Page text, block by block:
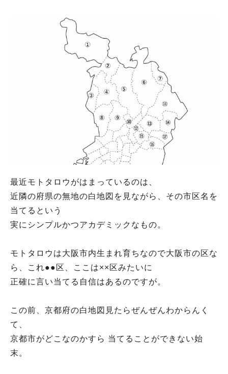
最近モトタロウがはまっているのは、
近隣の府県の無地の白地図を見ながら、その市区名を
当てるという
実にシンプルかつアカデミックなもの。
モトタロウは大阪市内生まれ育ちなので大阪市の区な
ら、これ●●区、ここは××区みたいに
正確に言い当てる自信はあるのですが。
この前、京都府の白地図見たらぜんぜんわからんく
て、
京都市がどこなのかすら 当てることができない始
末。